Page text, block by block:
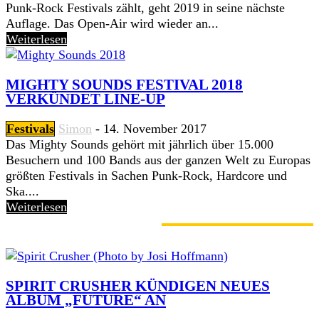
Punk-Rock Festivals zählt, geht 2019 in seine nächste
Auflage. Das Open-Air wird wieder an...
Weiterlesen
MIGHTY SOUNDS FESTIVAL 2018
VERKÜNDET LINE-UP
Festivals Simon - 14. November 2017
Das Mighty Sounds gehört mit jährlich über 15.000
Besuchern und 100 Bands aus der ganzen Welt zu Europas
größten Festivals in Sachen Punk-Rock, Hardcore und
Ska....
Weiterlesen
SPIRIT CRUSHER KÜNDIGEN NEUES
ALBUM „FUTURE“ AN